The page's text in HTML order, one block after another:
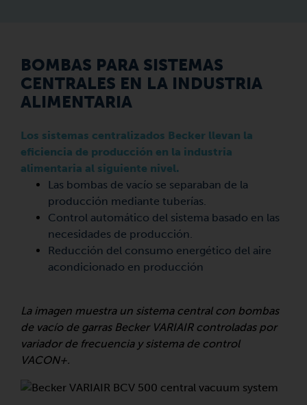
BOMBAS PARA SISTEMAS
CENTRALES EN LA INDUSTRIA
ALIMENTARIA
Los sistemas centralizados Becker llevan la
eficiencia de producción en la industria
alimentaria al siguiente nivel.
Las bombas de vacío se separaban de la
producción mediante tuberías.
Control automático del sistema basado en las
necesidades de producción.
Reducción del consumo energético del aire
acondicionado en producción
La imagen muestra un sistema central con bombas
de vacío de garras Becker VARIAIR controladas por
variador de frecuencia y sistema de control
VACON+.